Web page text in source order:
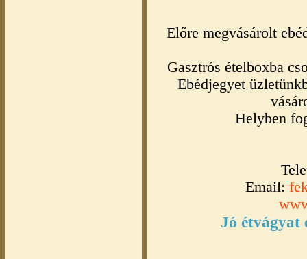
Előre megvásárolt
Gasztrós ételboxba
Ebédjegyet
Helyben
Email:
Jó étvágyat